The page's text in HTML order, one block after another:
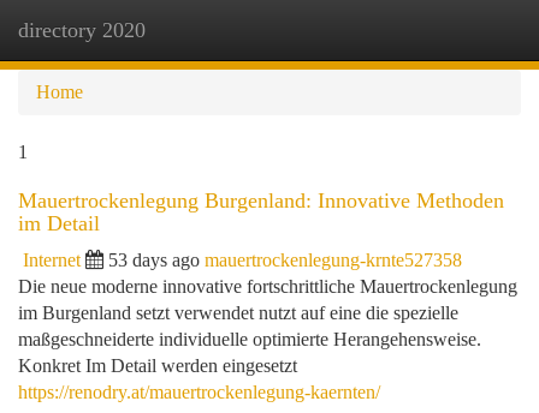
directory 2020
Home
1
Mauertrockenlegung Burgenland: Innovative Methoden
im Detail
Internet 53 days ago mauertrockenlegung-krnte527358
Die neue moderne innovative fortschrittliche Mauertrockenlegung
im Burgenland setzt verwendet nutzt auf eine die spezielle
maßgeschneiderte individuelle optimierte Herangehensweise.
Konkret Im Detail werden eingesetzt
https://renodry.at/mauertrockenlegung-kaernten/